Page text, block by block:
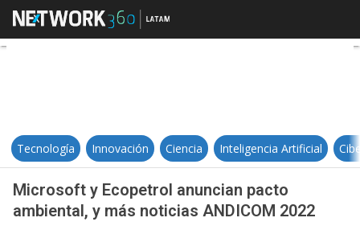
Microsoft y Ecopetrol anuncian
Tecnología Innovación Ciencia Inteligencia Artificial
Microsoft y Ecopetrol anuncian pacto
ambiental, y más noticias ANDICOM 2022